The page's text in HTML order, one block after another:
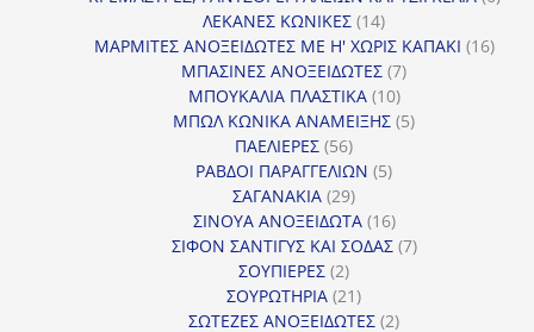
ΛΕΚΑΝΕΣ ΚΩΝΙΚΕΣ 1414
προϊόντα
ΜΑΡΜΙΤΕΣ ΑΝΟΞΕΙΔΩΤΕΣ ΜΕ Η' ΧΩΡΙΣ ΚΑΠΑΚΙ 1616
ΜΠΑΣΙΝΕΣ ΑΝΟΞΕΙΔΩΤΕΣ 77
ΜΠΟΥΚΑΛΙΑ ΠΛΑΣΤΙΚΑ 1010
προϊόντα
ΜΠΩΛ ΚΩΝΙΚΑ ΑΝΑΜΕΙΞΗΣ 55
ΠΑΕΛΙΕΡΕΣ 5656
προϊόντα
ΡΑΒΔΟΙ ΠΑΡΑΓΓΕΛΙΩΝ 55
ΣΑΓΑΝΑΚΙΑ 2929
προϊόντα
ΣΙΝΟΥΑ ΑΝΟΞΕΙΔΩΤΑ 1616
προϊόντα
ΣΙΦΟΝ ΣΑΝΤΙΓΥΣ ΚΑΙ ΣΟΔΑΣ 77
ΣΟΥΠΙΕΡΕΣ 22
προϊόντα
ΣΟΥΡΩΤΗΡΙΑ 2121
προϊόντα
ΣΩΤΕΖΕΣ ΑΝΟΞΕΙΔΩΤΕΣ 22